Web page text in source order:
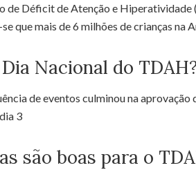
de Déficit de Atenção e
que mais de 6 milhões de crianças na
Nacional do
de eventos culminou na aprovação
3
são boas para o